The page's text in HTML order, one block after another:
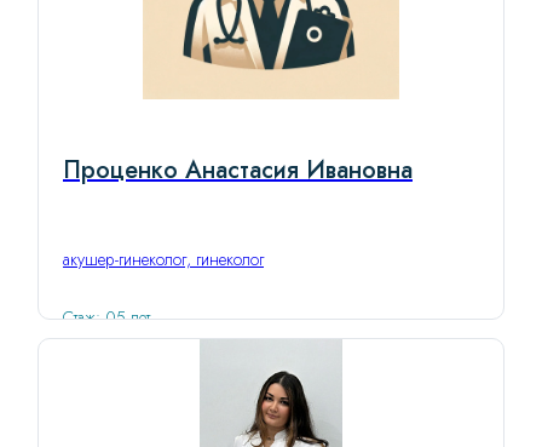
Проценко Анастасия Ивановна
акушер-гинеколог, гинеколог
Стаж: 05 лет